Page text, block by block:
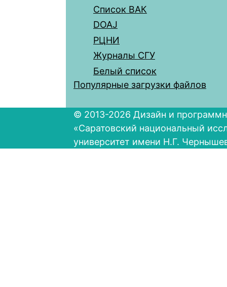
Список ВАК
DOAJ
РЦНИ
Журналы СГУ
Белый список
Популярные загрузки файлов
© 2013-2026 Дизайн и
«Саратовский национальный
университет имени Н.Г.